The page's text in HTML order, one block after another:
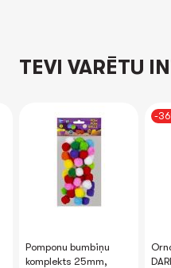
TEVI VARĒTU
Pomponu bumbiņu
komplekts 25mm,
-